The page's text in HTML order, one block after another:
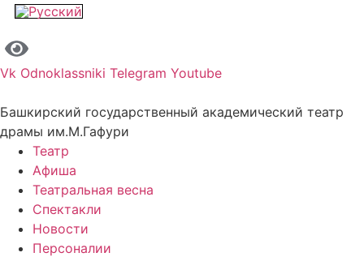
Vk Odnoklassniki Telegram Youtube
Башкирский государственный академический театр
драмы им.М.Гафури
Театр
Афиша
Театральная весна
Спектакли
Новости
Персоналии